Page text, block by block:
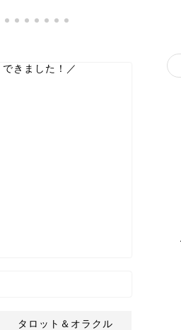
できました！／
タロット＆オラクル